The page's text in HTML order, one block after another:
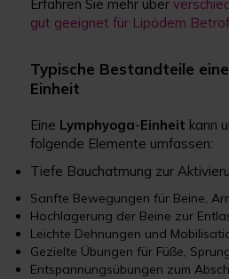
Erfahren Sie mehr über
gut geeignet für Lipödem
Typische Bestandteile
Einheit
Eine Lymphyoga-Einheit kann
folgende Elemente umfassen:
Tiefe Bauchatmung zur
Sanfte Bewegungen für Beine,
Hochlagerung der Beine zur
Leichte Dehnungen und
Gezielte Übungen für Füße,
Entspannungsübungen zum